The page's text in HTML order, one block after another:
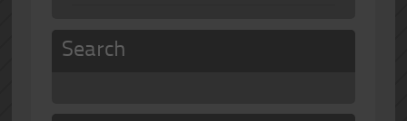
Search